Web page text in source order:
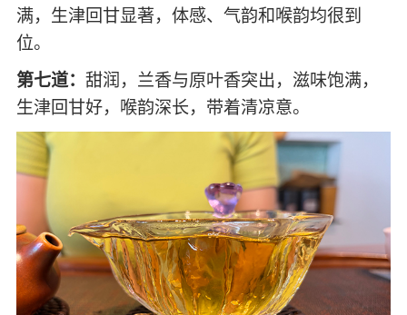
满，生津回甘显著，体感、气韵和喉韵均很到
位。
第七道： 甜润，兰香与原叶香突出，滋味饱满，
生津回甘好，喉韵深长，带着清凉意。